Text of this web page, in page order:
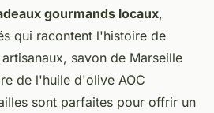
gourmands locaux,
qui racontent l'histoire de
savon de Marseille
de l'huile d'olive AOC
sont parfaites pour offrir un